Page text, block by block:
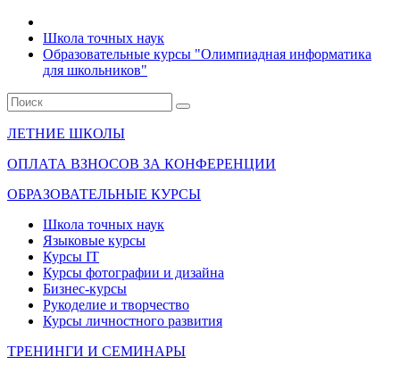
Школа точных наук
Образовательные курсы "Олимпиадная информатика
для школьников"
ЛЕТНИЕ ШКОЛЫ
ОПЛАТА ВЗНОСОВ ЗА КОНФЕРЕНЦИИ
ОБРАЗОВАТЕЛЬНЫЕ КУРСЫ
Школа точных наук
Языковые курсы
Курсы IT
Курсы фотографии и дизайна
Бизнес-курсы
Рукоделие и творчество
Курсы личностного развития
ТРЕНИНГИ И СЕМИНАРЫ